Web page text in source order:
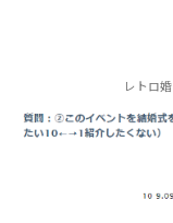
レトロ